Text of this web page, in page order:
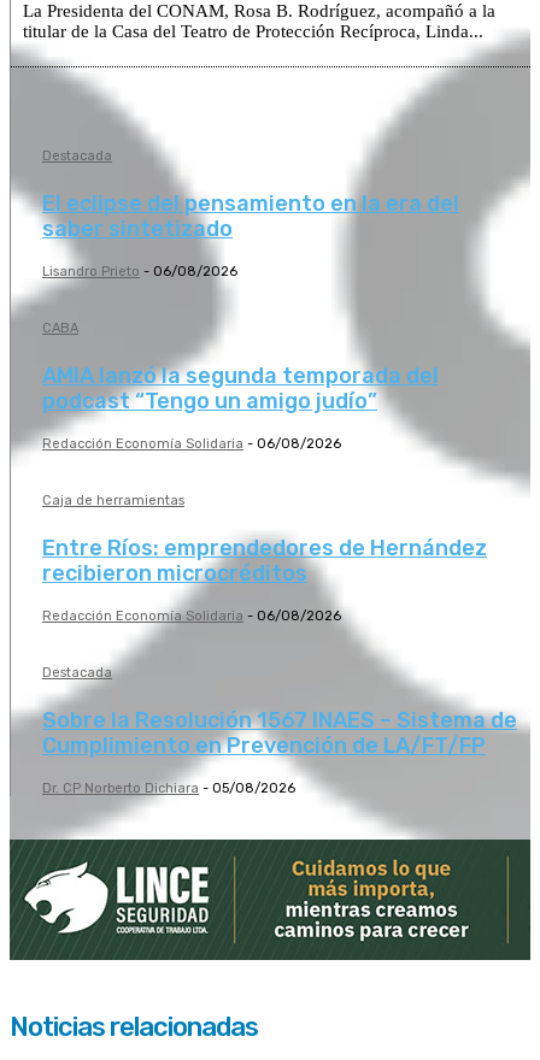
La Presidenta del CONAM, Rosa B. Rodríguez, acompañó a la
titular de la Casa del Teatro de Protección Recíproca, Linda...
Destacada
El eclipse del pensamiento en la era del
saber sintetizado
Lisandro Prieto - 06/08/2026
CABA
AMIA lanzó la segunda temporada del
podcast “Tengo un amigo judío”
Redacción Economía Solidaria - 06/08/2026
Caja de herramientas
Entre Ríos: emprendedores de Hernández
recibieron microcréditos
Redacción Economía Solidaria - 06/08/2026
Destacada
Sobre la Resolución 1567 INAES – Sistema de
Cumplimiento en Prevención de LA/FT/FP
Dr. CP Norberto Dichiara - 05/08/2026
Noticias relacionadas